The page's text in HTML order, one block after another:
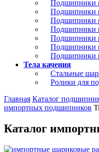
Подшипники
Подшипники
Подшипники
Подшипники
Подшипники
Подшипники
Подшипники
Тела качения
Стальные
Ролики для
Главная Каталог
импортных подшипников
Каталог